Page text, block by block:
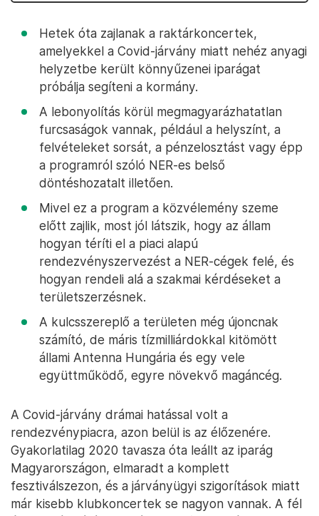
Hetek óta zajlanak a raktárkoncertek,
amelyekkel a Covid-járvány miatt nehéz anyagi
helyzetbe került könnyűzenei iparágat
próbálja segíteni a kormány.
A lebonyolítás körül megmagyarázhatatlan
furcsaságok vannak, például a helyszínt, a
felvételeket sorsát, a pénzelosztást vagy épp
a programról szóló NER-es belső
döntéshozatalt illetően.
Mivel ez a program a közvélemény szeme
előtt zajlik, most jól látszik, hogy az állam
hogyan téríti el a piaci alapú
rendezvényszervezést a NER-cégek felé, és
hogyan rendeli alá a szakmai kérdéseket a
területszerzésnek.
A kulcsszereplő a területen még újoncnak
számító, de máris tízmilliárdokkal kitömött
állami Antenna Hungária és egy vele
együttműködő, egyre növekvő magáncég.
A Covid-járvány drámai hatással volt a
rendezvénypiacra, azon belül is az élőzenére.
Gyakorlatilag 2020 tavasza óta leállt az iparág
Magyarországon, elmaradt a komplett
fesztiválszezon, és a járványügyi szigorítások miatt
már kisebb klubkoncertek se nagyon vannak. A fél